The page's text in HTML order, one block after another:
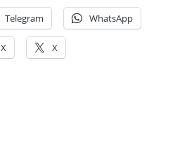
Telegram WhatsApp
X X